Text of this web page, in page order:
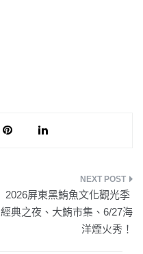
2026屏東黑鮪魚文化觀光季 ​
經典之夜、大鮪市集、6/27海
洋煙火秀！